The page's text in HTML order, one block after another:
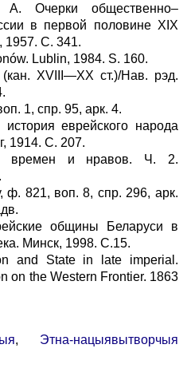
А. Очерки общественно–
в первой половине ХIХ
1957. С. 341.
Lublin, 1984. S. 160.
(кан. XVIII—XX ст.)/Нав. рэд.
1, спр. 95, арк. 4.
еврейского народа
1914. С. 207.
времен и нравов. Ч. 2.
ф. 821, воп. 8, спр. 296, арк.
общины Беларуси в
Минск, 1998. С.15.
and State in late imperial.
on the Western Frontier. 1863
, Этна-нацыявытворчыя